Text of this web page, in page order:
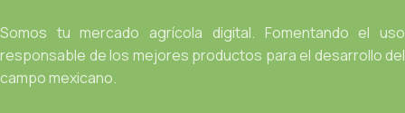
Somos tu mercado agrícola digital. Fomentando el uso
responsable de los mejores productos para el desarrollo del
campo mexicano.